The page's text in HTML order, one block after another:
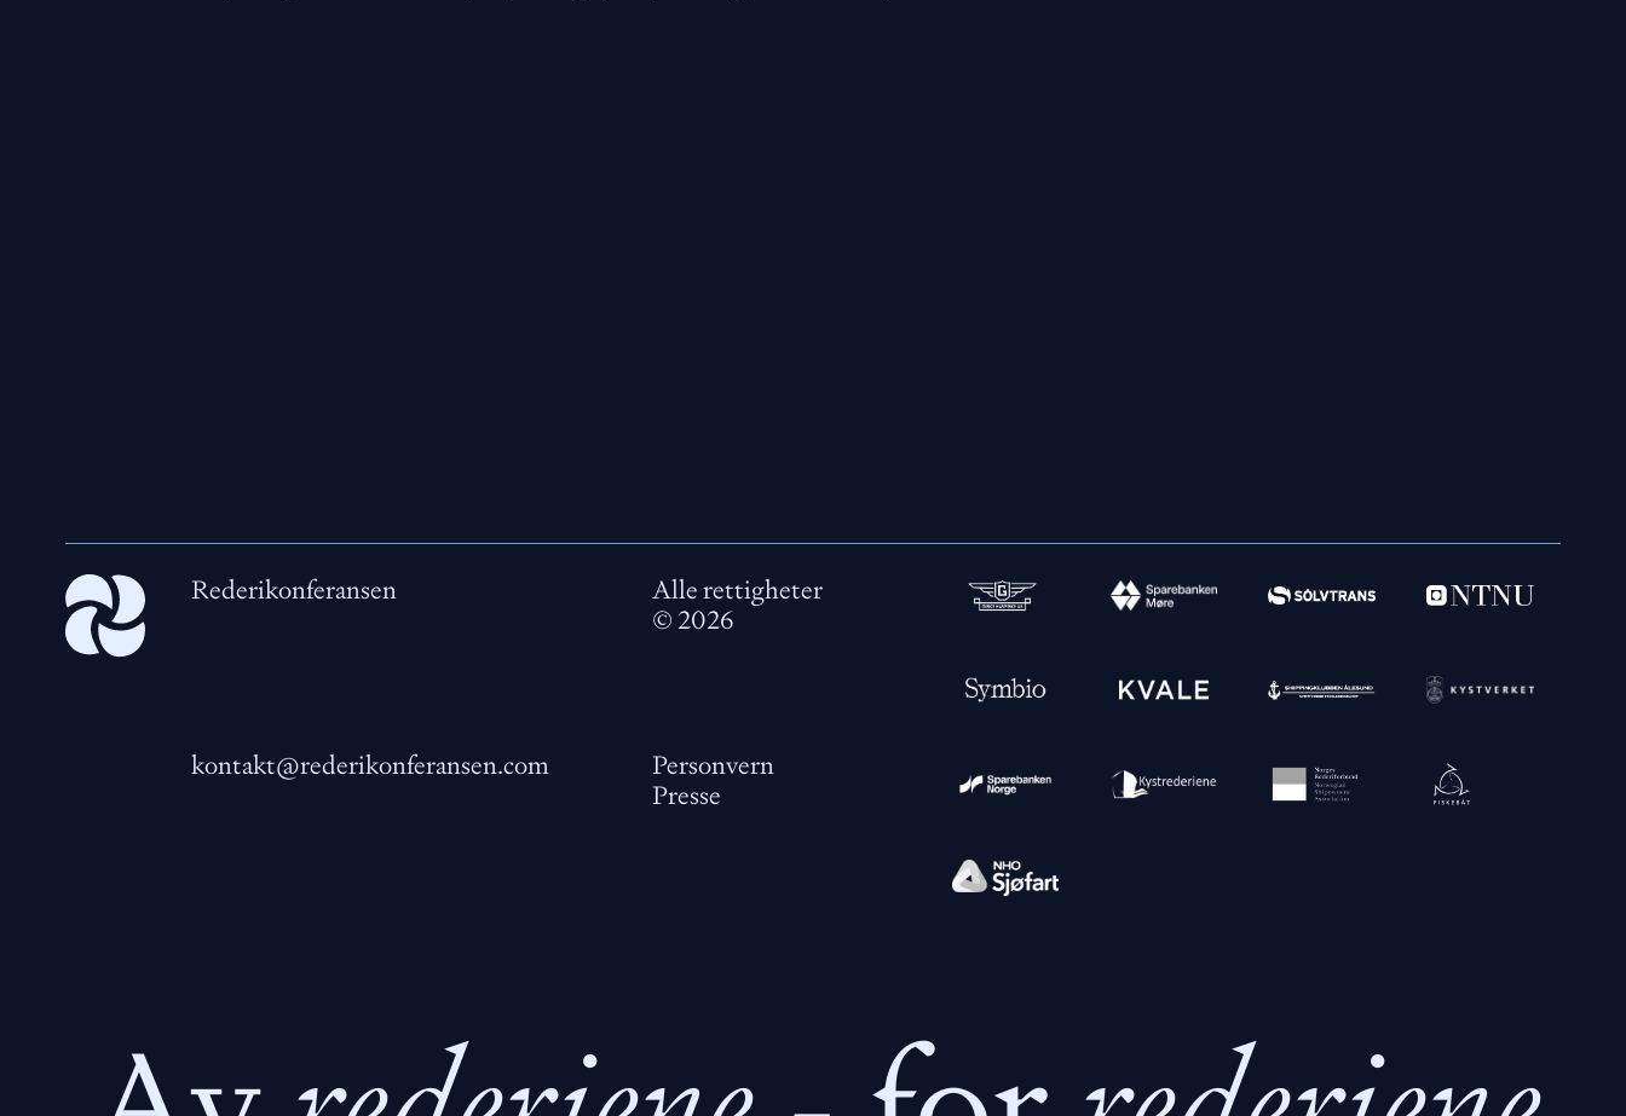
Rederikonferansen
Alle rettigheter
©2026
kontakt@rederikonferansen.com
Personvern
Presse